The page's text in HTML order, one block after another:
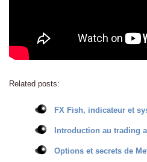
Related posts:
FX Fish, indicateur et
Introduction au trading
Options et secrets de